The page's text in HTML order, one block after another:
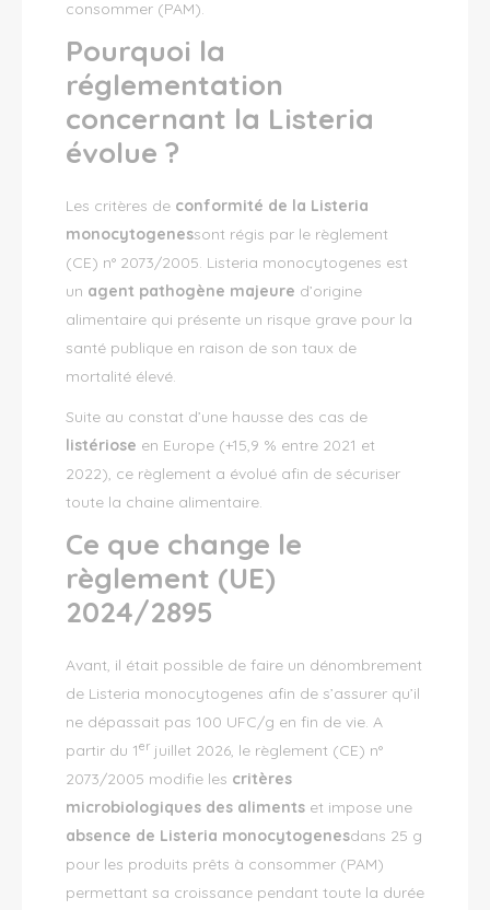
consommer (PAM).
Pourquoi la
réglementation
concernant la Listeria
évolue ?
Les critères de conformité de la Listeria
monocytogenessont régis par le règlement
(CE) n° 2073/2005. Listeria monocytogenes est
un agent pathogène majeure d’origine
alimentaire qui présente un risque grave pour la
santé publique en raison de son taux de
mortalité élevé.
Suite au constat d’une hausse des cas de
listériose en Europe (+15,9 % entre 2021 et
2022), ce règlement a évolué afin de sécuriser
toute la chaine alimentaire.
Ce que change le
règlement (UE)
2024/2895
Avant, il était possible de faire un dénombrement
de Listeria monocytogenes afin de s’assurer qu’il
ne dépassait pas 100 UFC/g en fin de vie. A
partir du 1er juillet 2026, le règlement (CE) n°
2073/2005 modifie les critères
microbiologiques des aliments et impose une
absence de Listeria monocytogenesdans 25 g
pour les produits prêts à consommer (PAM)
permettant sa croissance pendant toute la durée